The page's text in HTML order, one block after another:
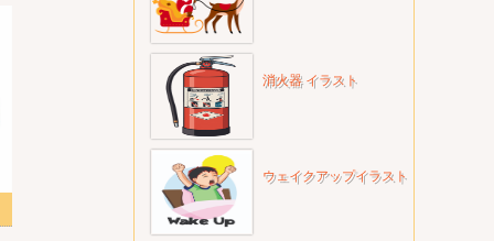
消火器 イラスト
ウェイクアップイラスト